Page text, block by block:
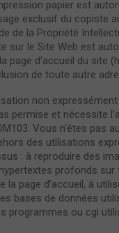
papier est
exclusif du copiste
de la Propriété
sur le Site Web est
page d’accueil du site
de toute autre
non
permise et nécessite
Vous n’êtes pas
des utilisations
: à reproduire des
profonds sur
la page d’accueil, à
bases de données
programmes ou cgi